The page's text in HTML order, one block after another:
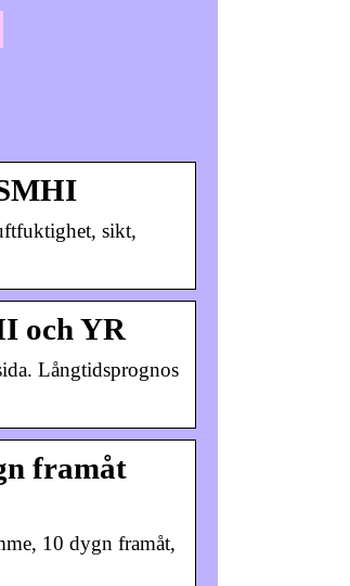
sikt,
och YR
Långtidsprognos
framåt
10 dygn framåt,